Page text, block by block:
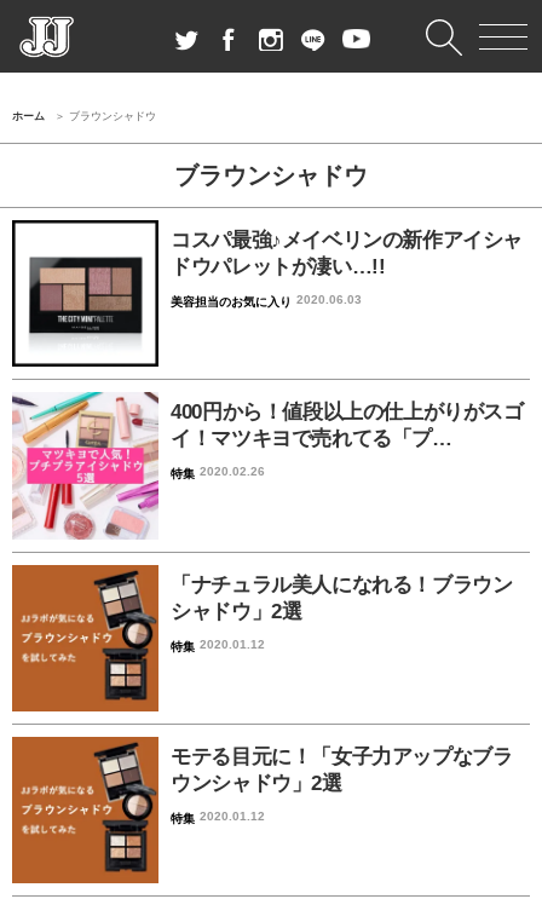
ホーム ブラウンシャドウ
ブラウンシャドウ
コスパ最強♪メイベリンの新作アイシャ
ドウパレットが凄い…!!
美容担当のお気に入り 2020.06.03
400円から！値段以上の仕上がりがスゴ
イ！マツキヨで売れてる「プ…
特集 2020.02.26
「ナチュラル美人になれる！ブラウン
シャドウ」2選
特集 2020.01.12
モテる目元に！「女子力アップなブラ
ウンシャドウ」2選
特集 2020.01.12